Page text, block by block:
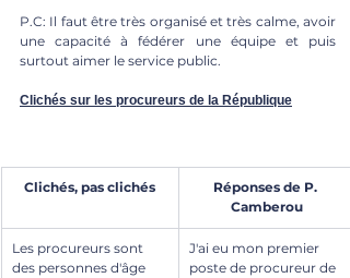
P.C: Il faut être très organisé et très calme, avoir
une capacité à fédérer une équipe et puis
surtout aimer le service public.
Clichés sur les procureurs de la République
Clichés, pas clichés
Réponses de P.
Camberou
Les procureurs sont
des personnes d'âge
J'ai eu mon premier
poste de procureur de